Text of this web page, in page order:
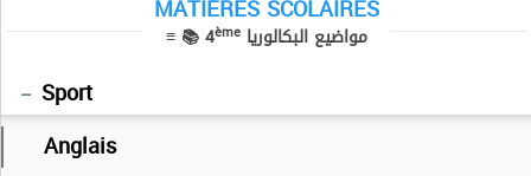
MATIÈRES SCOLAIRES
≡ 📚 4ème مواضيع البكالوريا
Informatique
Sciences exp
Economie Gestion
Lettres
Mathématiques
Sport
Anglais
Anglais
العربية
Français